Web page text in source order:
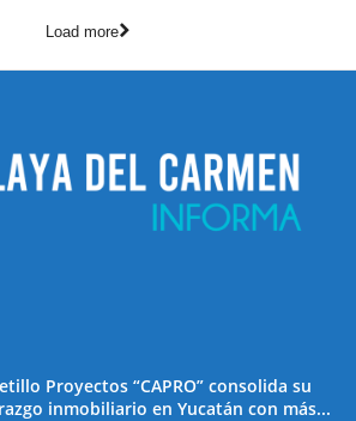
Load more
Proyectos “CAPRO” consolida su
inmobiliario en Yucatán con más...